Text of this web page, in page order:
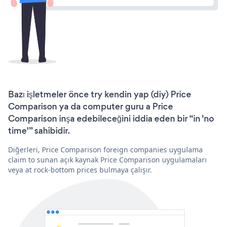
Bazı işletmeler önce try kendin yap (diy) Price
Comparison ya da computer guru a Price
Comparison inşa edebileceğini iddia eden bir “in 'no
time'” sahibidir.
Diğerleri, Price Comparison foreign companies uygulama
claim to sunan açık kaynak Price Comparison uygulamaları
veya at rock-bottom prices bulmaya çalışır.